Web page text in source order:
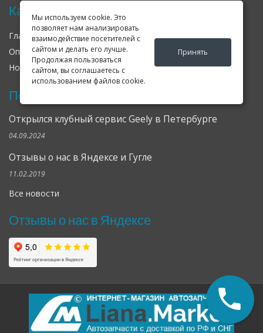
Мы используем cookie. Это
позволяет нам анализировать
взаимодействие посетителей с
сайтом и делать его лучше.
Продолжая пользоваться
сайтом, вы соглашаетесь с
использованием файлов cookie.
Принять
Карта сайта
Главная О нас
Контакты
Оплата
Доставка
Гарантия
Новости
Оферта Соглашение
Последние новости
Открылся клубный сервис Geely в Петербурге
04.09.2024
Отзывы о нас в Яндексе и Гугле
11.02.2019
Все новости
Отзывы о нас в Яндексе